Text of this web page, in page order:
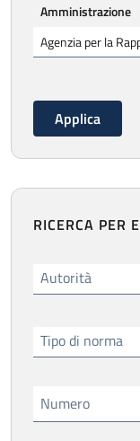
Amministrazione
RICERCA PER
Autorità
Tipo di norma
Numero